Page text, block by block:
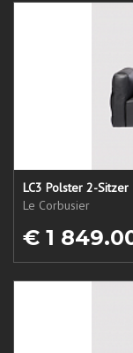
LC3 Polster 2-Sitzer
Le Corbusier
€ 1